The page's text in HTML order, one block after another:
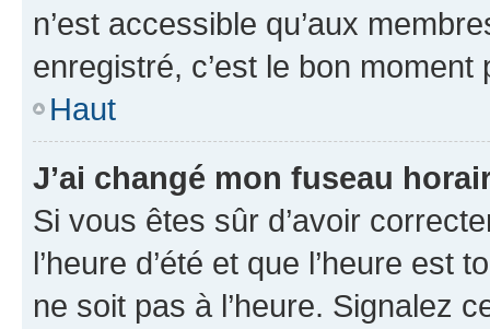
n’est accessible qu’aux
enregistré, c’est le bon moment
Haut
J’ai changé mon fuseau
Si vous êtes sûr d’avoir
l’heure d’été et que l’heure
ne soit pas à l’heure. Signalez